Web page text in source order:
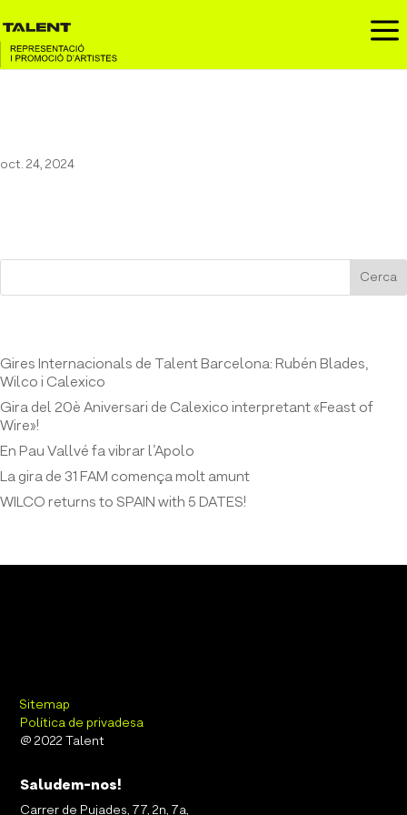
a
oct. 24, 2024
Cerca
Gires Internacionals de Talent Barcelona: Rubén Blades,
Wilco i Calexico
Gira del 20è Aniversari de Calexico interpretant «Feast of
Wire»!
En Pau Vallvé fa vibrar l’Apolo
La gira de 31 FAM comença molt amunt
WILCO returns to SPAIN with 5 DATES!
Sitemap
Política de privadesa
@ 2022 Talent
Saludem-nos!
Carrer de Pujades, 77, 2n, 7a,